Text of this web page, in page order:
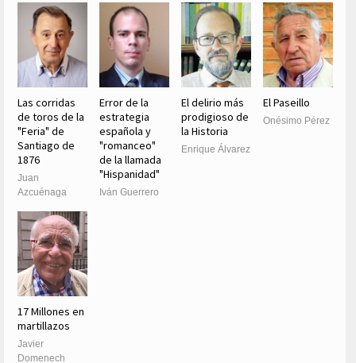
Las corridas
de toros de la
"Feria" de
Santiago de
1876
Juan
Azcuénaga
Error de la
estrategia
española y
"romanceo"
de la llamada
"Hispanidad"
Iván Guerrero
El delirio más
prodigioso de
la Historia
Enrique Álvarez
El Paseillo
Onésimo Pérez
17 Millones en
martillazos
Javier
Domenech